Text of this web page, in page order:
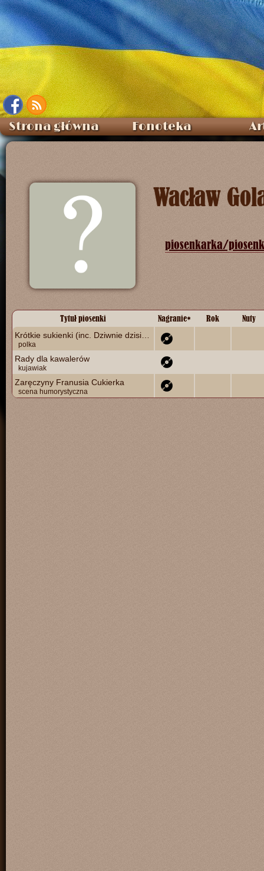
Strona główna Fonoteka
Wacław
piosenkarka/
Tytuł piosenki Nagranie* Rok Nuty
polka
Rady dla kawalerów
kujawiak
Zaręczyny Franusia Cukierka
scena humorystyczna